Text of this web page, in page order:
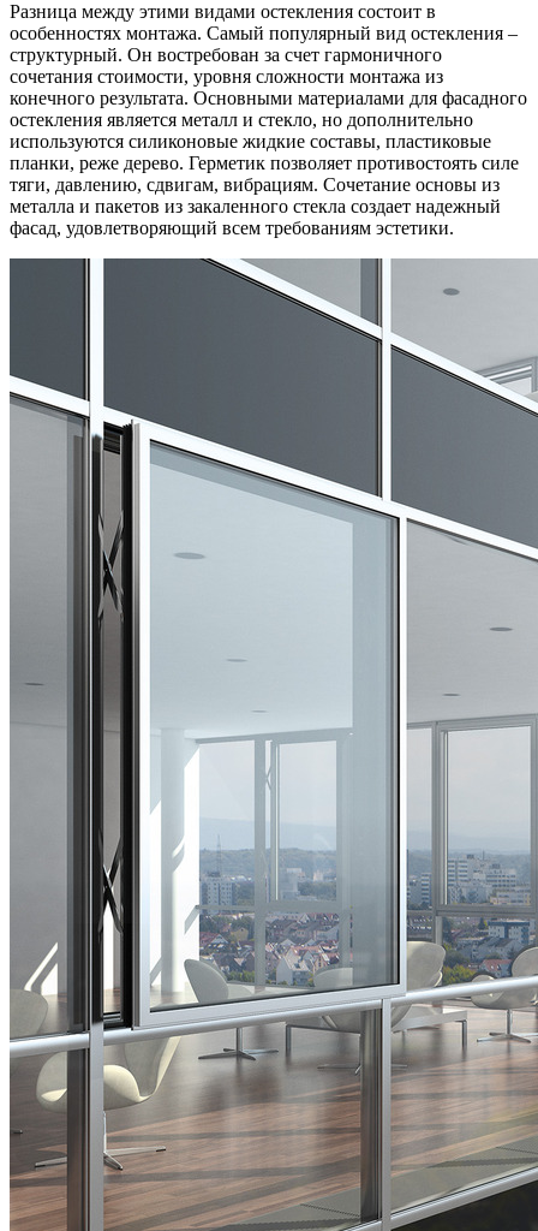
Разница между этими видами остекления состоит в
особенностях монтажа. Самый популярный вид остекления –
структурный. Он востребован за счет гармоничного
сочетания стоимости, уровня сложности монтажа из
конечного результата. Основными материалами для фасадного
остекления является металл и стекло, но дополнительно
используются силиконовые жидкие составы, пластиковые
планки, реже дерево. Герметик позволяет противостоять силе
тяги, давлению, сдвигам, вибрациям. Сочетание основы из
металла и пакетов из закаленного стекла создает надежный
фасад, удовлетворяющий всем требованиям эстетики.